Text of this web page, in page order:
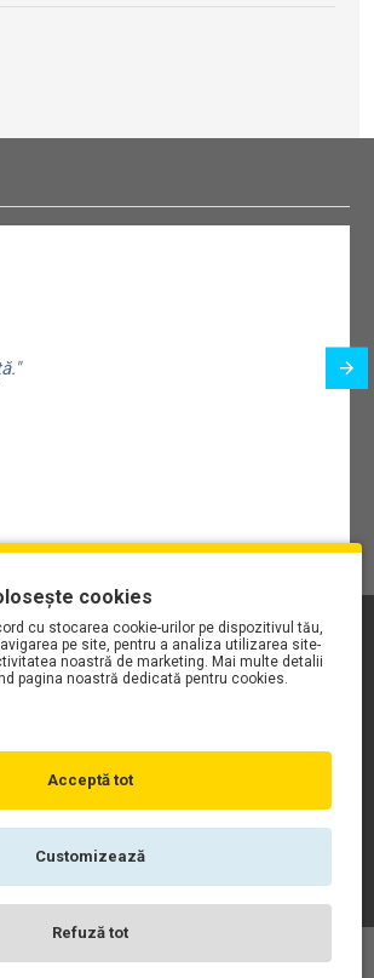
UL WORK MOTORS PE SPOTIFY
cookies
cu stocarea cookie-urilor pe dispozitivul tău,
pe site, pentru a analiza utilizarea site-
noastră de marketing. Mai multe detalii
pagina noastră dedicată pentru cookies.
Acceptă tot
Customizează
Refuză tot